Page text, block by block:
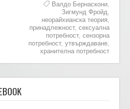
Валдо Бернаскони,
Зигмунд Фройд,
неорайхианска теория,
принадлежност, сексуална
потребност, сензорна
потребност, утвърждаване,
хранителна потребност